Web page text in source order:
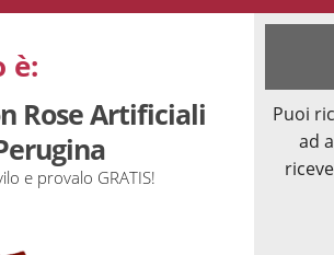
è:
Rose Artificiali
e provalo GRATIS!
Puoi
ad